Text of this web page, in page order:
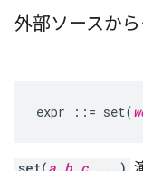
外部ソースか
expr ::= set(